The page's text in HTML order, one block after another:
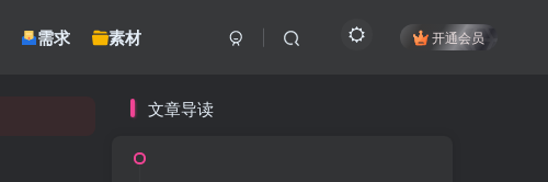
需求 素材 开通会员
文章导读